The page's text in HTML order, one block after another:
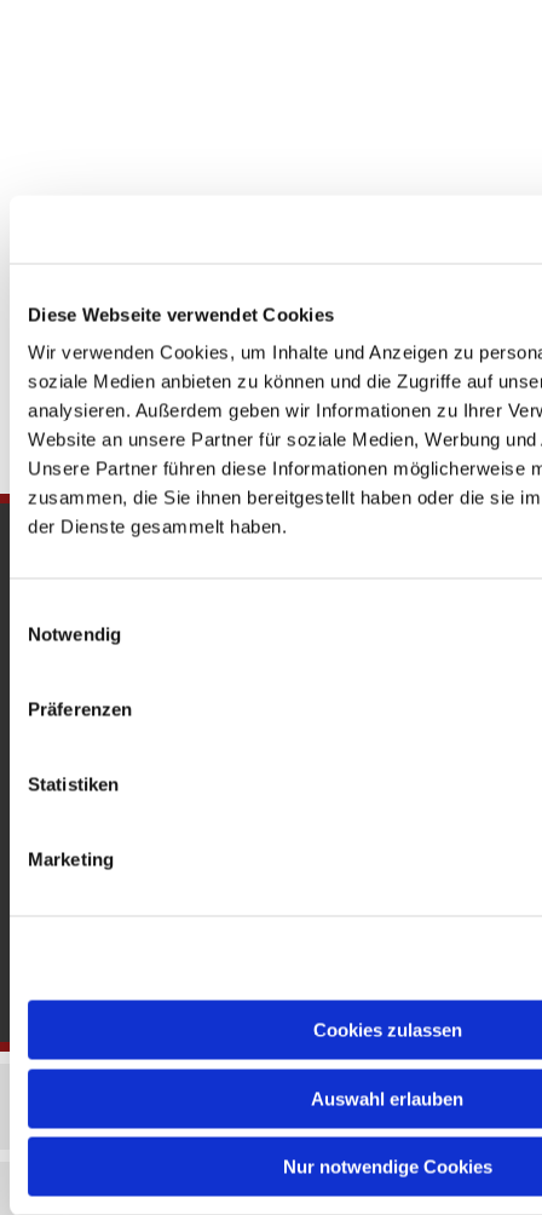
Diese Webseite verwendet Cookies
Wir verwenden Cookies, um Inhalte und Anzeigen zu
soziale Medien anbieten zu können und die Zugriffe auf
analysieren. Außerdem geben wir Informationen zu Ihrer
Website an unsere Partner für soziale Medien, Werbung
Unsere Partner führen diese Informationen möglicherweise
zusammen, die Sie ihnen bereitgestellt haben oder die sie
der Dienste gesammelt haben.
Notwendig
Präferenzen
Statistiken
Marketing
Cookies zulassen
Auswahl erlauben
Nur notwendige Cookies
Heckerdamm 230, 13627 Berlin |
Offene Kirche: Täglich 08-18 Uhr
Impressum Datenschutzerklärung
ChurchDesk-